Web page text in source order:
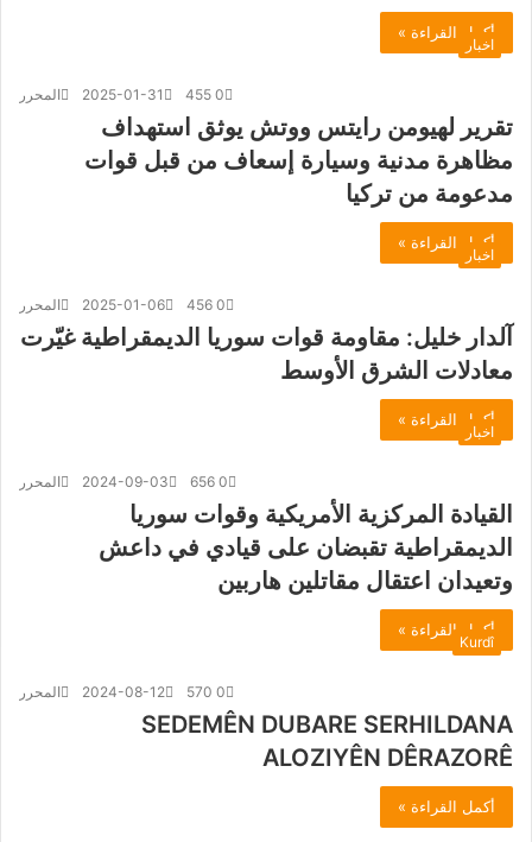
أكمل القراءة »
اخبار
المحرر 2025-01-31 0
تقرير لهيومن رايتس ووتش يوثق استهداف
مظاهرة مدنية وسيارة إسعاف من قبل قوات
مدعومة من تركيا
أكمل القراءة »
اخبار
المحرر 2025-01-06 0
آلدار خليل: مقاومة قوات سوريا الديمقراطية غيّرت
معادلات الشرق الأوسط
أكمل القراءة »
اخبار
المحرر 2024-09-03 0
القيادة المركزية الأمريكية وقوات سوريا
الديمقراطية تقبضان على قيادي في داعش
وتعيدان اعتقال مقاتلين هاربين
أكمل القراءة »
Kurdî
المحرر 2024-08-12 0
SEDEMÊN DUBARE SERHILDANA
ALOZIYÊN DÊRAZORÊ
أكمل القراءة »